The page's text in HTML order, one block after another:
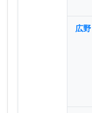
広野